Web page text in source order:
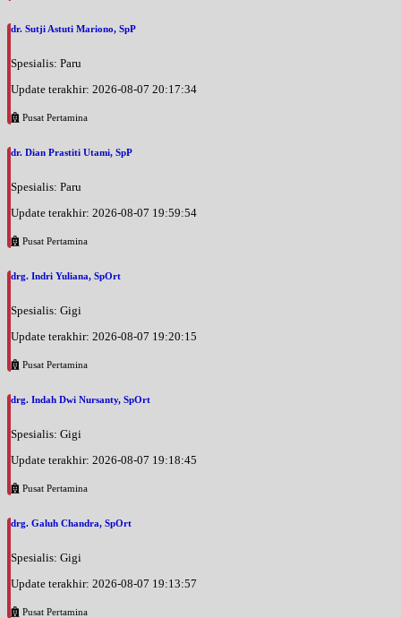
dr. Sutji Astuti Mariono, SpP
Spesialis: Paru
Update terakhir: 2026-08-07 20:17:34
Pusat Pertamina
dr. Dian Prastiti Utami, SpP
Spesialis: Paru
Update terakhir: 2026-08-07 19:59:54
Pusat Pertamina
drg. Indri Yuliana, SpOrt
Spesialis: Gigi
Update terakhir: 2026-08-07 19:20:15
Pusat Pertamina
drg. Indah Dwi Nursanty, SpOrt
Spesialis: Gigi
Update terakhir: 2026-08-07 19:18:45
Pusat Pertamina
drg. Galuh Chandra, SpOrt
Spesialis: Gigi
Update terakhir: 2026-08-07 19:13:57
Pusat Pertamina